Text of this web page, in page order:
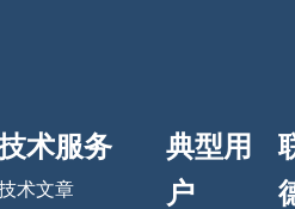
术服务
术文章
典型用
户